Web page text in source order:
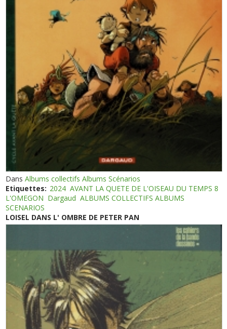
DansAlbums collectifs Albums Scénarios
Etiquettes: 2024 AVANT LA QUETE DE L'OISEAU DU TEMPS 8
L'OMEGON Dargaud ALBUMS COLLECTIFS ALBUMS
SCENARIOS
LOISEL DANS L' OMBRE DE PETER PAN